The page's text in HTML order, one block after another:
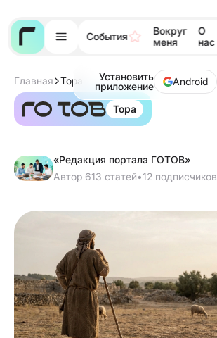
События
Вокруг
меня
О
нас
Установить
приложение
Android
Главная Тора
Тора
«Редакция портала ГОТОВ»
Автор 613 статей•12 подписчиков